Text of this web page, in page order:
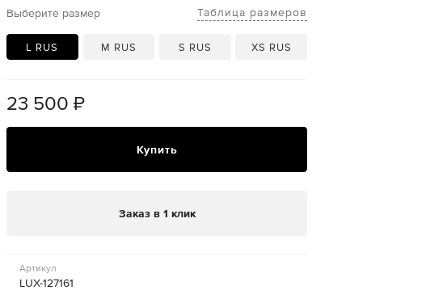
Выберите размер Таблица размеров
L RUS M RUS S RUS XS RUS
23 500 ₽
Купить
Заказ в 1 клик
Артикул
LUX-127161